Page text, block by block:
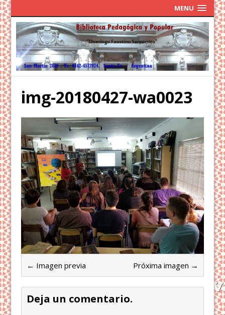
MENU
img-20180427-wa0023
← Imagen previa Próxima imagen →
Deja un comentario.